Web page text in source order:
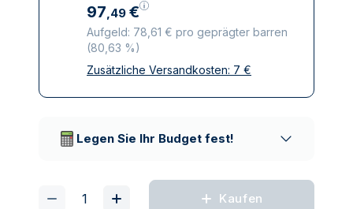
97,49 €
Aufgeld: 78,61 € pro geprägter barren
(80,63 %)
Alle Steuern inbegriffen
Zusätzliche Versandkosten: 7 €
Legen Sie Ihr Budget fest!
Kaufen